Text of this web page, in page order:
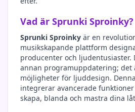
Vad är Sprunki Sproinky?
Sprunki Sproinky är en
musikskapande plattform
producenter och ljudentusiaster.
annan programuppdatering; det
möjligheter för ljuddesign.
integrerar avancerade
skapa, blanda och mastra dina